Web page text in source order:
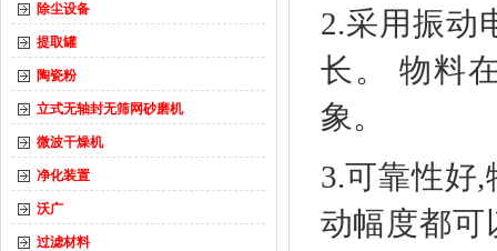
除尘设备
提取罐
陶瓷粉
立式无轴封无筛网砂磨机
微波干燥机
净化装置
沃广
过滤材料
2.采用振动
长。 物料
象。
3.可靠性好
动幅度都可